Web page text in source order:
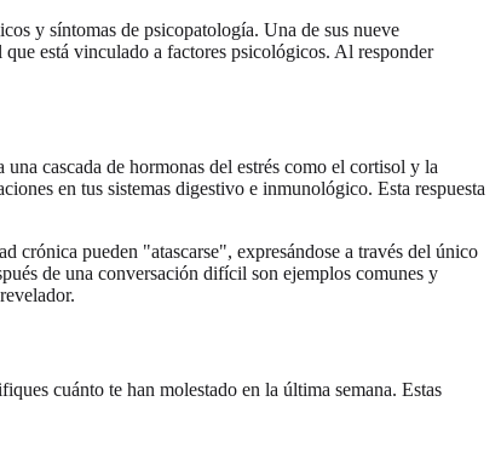
y síntomas de psicopatología. Una de sus nueve
está vinculado a factores psicológicos. Al responder
cascada de hormonas del estrés como el cortisol y la
en tus sistemas digestivo e inmunológico. Esta respuesta
crónica pueden "atascarse", expresándose a través del único
de una conversación difícil son ejemplos comunes y
cuánto te han molestado en la última semana. Estas